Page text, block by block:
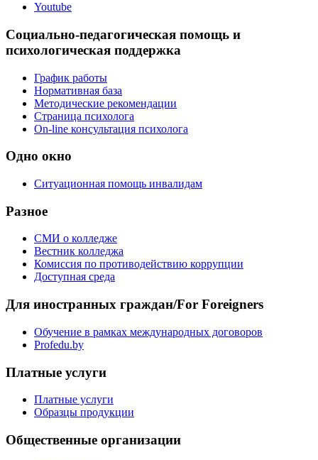
Youtube
Социально-педагогическая помощь и
психологическая поддержка
График работы
Нормативная база
Методические рекомендации
Страница психолога
On-line консультация психолога
Одно окно
Ситуационная помощь инвалидам
Разное
СМИ о колледже
Вестник колледжа
Комиссия по противодействию коррупции
Доступная среда
Для иностранных граждан/For Foreigners
Обучение в рамках международных договоров
Profedu.by
Платные услуги
Платные услуги
Образцы продукции
Общественные организации